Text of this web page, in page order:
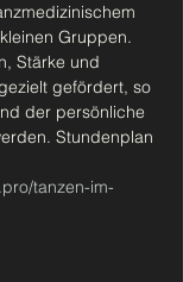
Gruppen.
Stärke und
gefördert, so
der persönliche
Stundenplan
tanzen-im-